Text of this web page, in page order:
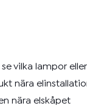
vilka lampor
nära
nära elskåpet